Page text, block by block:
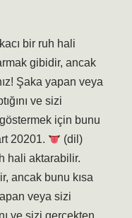
bir ruh hali
gibidir, ancak
Şaka yapan veya
ve sizi
göstermek için bunu
20201.
(dil)
hali aktarabilir.
ancak bunu kısa
veya sizi
ve sizi gerçekten